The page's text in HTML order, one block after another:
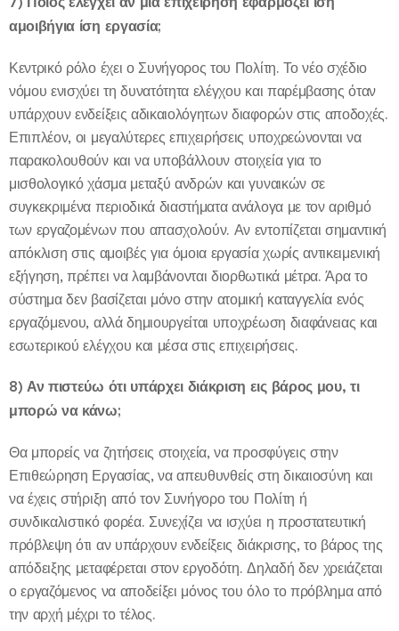
αμοιβήγια ίση εργασία;
Κεντρικό ρόλο έχει ο Συνήγορος του Πολίτη. Το νέο σχέδιο
νόμου ενισχύει τη δυνατότητα ελέγχου και παρέμβασης όταν
υπάρχουν ενδείξεις αδικαιολόγητων διαφορών στις αποδοχές.
Επιπλέον, οι μεγαλύτερες επιχειρήσεις υποχρεώνονται να
παρακολουθούν και να υποβάλλουν στοιχεία για το
μισθολογικό χάσμα μεταξύ ανδρών και γυναικών σε
συγκεκριμένα περιοδικά διαστήματα ανάλογα με τον αριθμό
των εργαζομένων που απασχολούν. Αν εντοπίζεται σημαντική
απόκλιση στις αμοιβές για όμοια εργασία χωρίς αντικειμενική
εξήγηση, πρέπει να λαμβάνονται διορθωτικά μέτρα. Άρα το
σύστημα δεν βασίζεται μόνο στην ατομική καταγγελία ενός
εργαζόμενου, αλλά δημιουργείται υποχρέωση διαφάνειας και
εσωτερικού ελέγχου και μέσα στις επιχειρήσεις.
8) Αν πιστεύω ότι υπάρχει διάκριση εις βάρος μου, τι
μπορώ να κάνω;
Θα μπορείς να ζητήσεις στοιχεία, να προσφύγεις στην
Επιθεώρηση Εργασίας, να απευθυνθείς στη δικαιοσύνη και
να έχεις στήριξη από τον Συνήγορο του Πολίτη ή
συνδικαλιστικό φορέα. Συνεχίζει να ισχύει η προστατευτική
πρόβλεψη ότι αν υπάρχουν ενδείξεις διάκρισης, το βάρος της
απόδειξης μεταφέρεται στον εργοδότη. Δηλαδή δεν χρειάζεται
ο εργαζόμενος να αποδείξει μόνος του όλο το πρόβλημα από
την αρχή μέχρι το τέλος.